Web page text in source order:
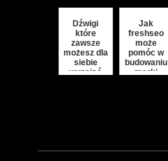
warszawie
Dźwigi
które
zawsze
możesz dla
siebie
wynająć
Jak
freshseo
może
pomóc w
budowaniu
marki